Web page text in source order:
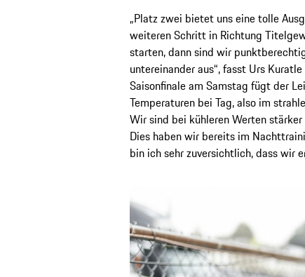
„Platz zwei bietet uns eine tolle
weiteren Schritt in Richtung
starten, dann sind wir
untereinander aus“, fasst Urs
Saisonfinale am Samstag fügt der
Temperaturen bei Tag, also im
Wir sind bei kühleren Werten
Dies haben wir bereits im
bin ich sehr zuversichtlich, dass wir